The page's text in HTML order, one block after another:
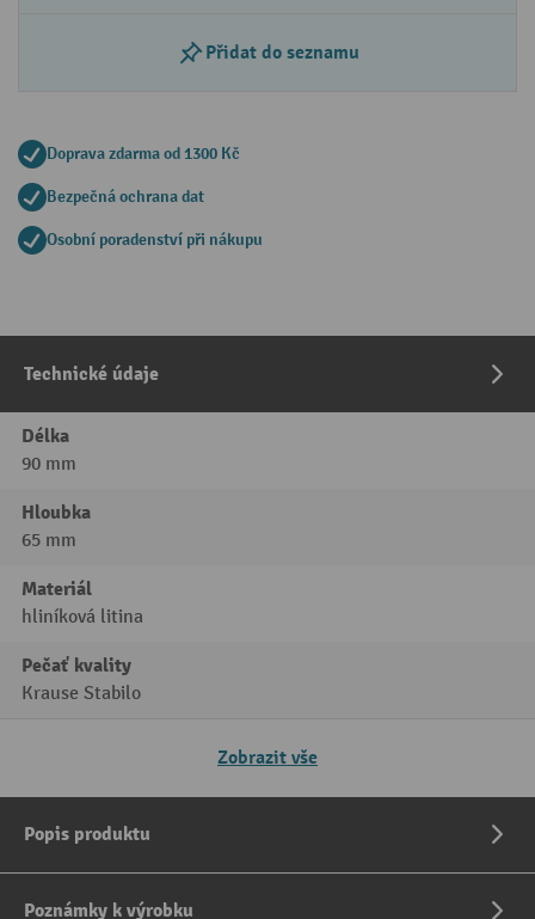
Přidat do seznamu
Doprava zdarma od 1300 Kč
Bezpečná ochrana dat
Osobní poradenství při nákupu
Technické údaje
Délka
90 mm
Hloubka
65 mm
Materiál
hliníková litina
Pečať kvality
Krause Stabilo
Zobrazit vše
Popis produktu
Poznámky k výrobku